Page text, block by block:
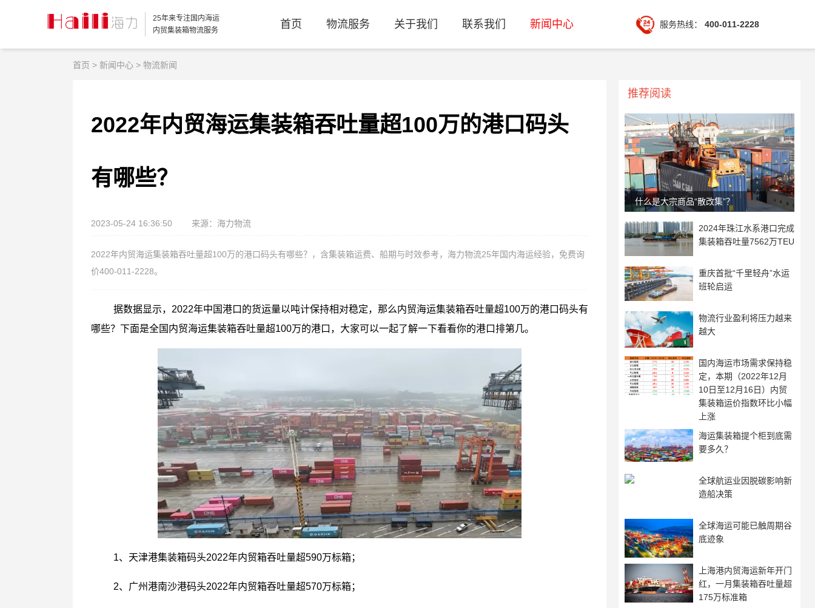
25年来专注国内海运
内贸集装箱物流服务
首页 物流服务 关于我们 联系我们 新闻中心 服务热线： 400-011-2228
首页 > 新闻中心 > 物流新闻
2022年内贸海运集装箱吞吐量超100万的港口码头
有哪些？
2023-05-24 16:36:50 来源：海力物流
2022年内贸海运集装箱吞吐量超100万的港口码头有哪些？，含集装箱运费、船期与时效参考，海力物流25年国内海运经验，免费询
价400-011-2228。
据数据显示，2022年中国港口的货运量以吨计保持相对稳定，那么内贸海运集装箱吞吐量超100万的港口码头有
哪些？下面是全国内贸海运集装箱吞吐量超100万的港口，大家可以一起了解一下看看你的港口排第几。
1、天津港集装箱码头2022年内贸箱吞吐量超590万标箱；
2、广州港南沙港码头2022年内贸箱吞吐量超570万标箱；
推荐阅读
什么是大宗商品“散改集”？
2024年珠江水系港口完成
集装箱吞吐量7562万TEU
重庆首批“千里轻舟”水运
班轮启运
物流行业盈利将压力越来
越大
国内海运市场需求保持稳
定，本期（2022年12月
10日至12月16日）内贸
集装箱运价指数环比小幅
上涨
海运集装箱提个柜到底需
要多久？
全球航运业因脱碳影响新
造船决策
全球海运可能已触周期谷
底迹象
上海港内贸海运新年开门
红，一月集装箱吞吐量超
175万标准箱